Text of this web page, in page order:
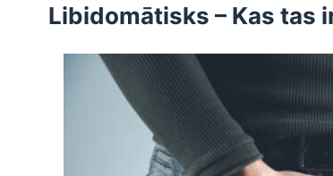
Libidomātisks – Kas tas